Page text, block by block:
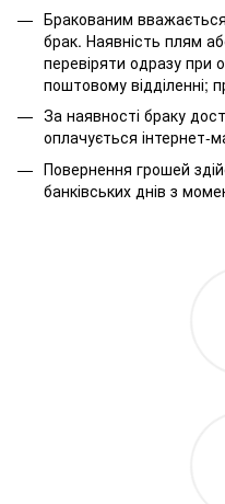
Бракованим
брак. Наявність плям
перевіряти одразу при
поштовому відділенні;
За наявності браку
оплачується інтернет-
Повернення грошей
банківських днів з